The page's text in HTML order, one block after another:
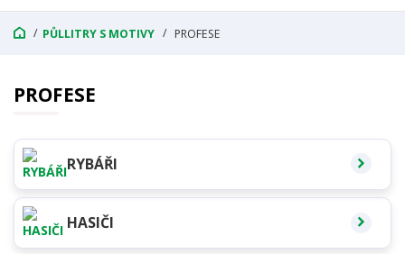
PŮLLITRY S MOTIVY PROFESE
PROFESE
RYBÁŘI
HASIČI